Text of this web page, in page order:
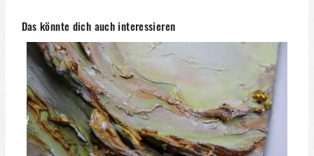
Das könnte dich auch interessieren